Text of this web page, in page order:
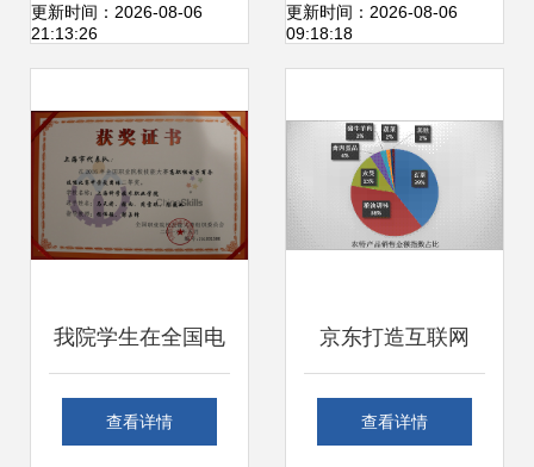
据营销沙龙会议，
更新时间：2026-08-06
21:13:26
购半年辣椒粉销售
更新时间：2026-08-06
09:18:18
我院学生在全国电
子商务技能大赛中
查看详情
京东打造互联网
+立体扶贫体系 智
查看详情